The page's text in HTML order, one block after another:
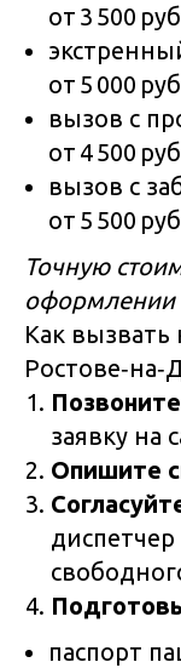
от 3 500
от 5 000
вызов с
от 4 500
вызов с
от 5 500
Точную
оформлении
Как вызвать
заявку на
Опишите
паспорт